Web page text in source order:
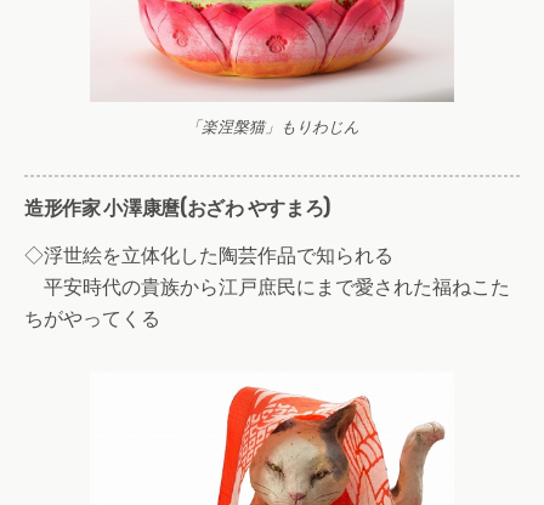
「楽涅槃猫」もりわじん
造形作家 小澤康麿(おざわ やすまろ)
◇浮世絵を立体化した陶芸作品で知られる
平安時代の貴族から江戸庶民にまで愛された福ねこた
ちがやってくる